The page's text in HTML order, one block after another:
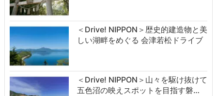
＜Drive! NIPPON＞歴史的建造物と美
しい湖畔をめぐる 会津若松ドライブ
＜Drive! NIPPON＞山々を駆け抜けて
五色沼の映えスポットを目指す磐…